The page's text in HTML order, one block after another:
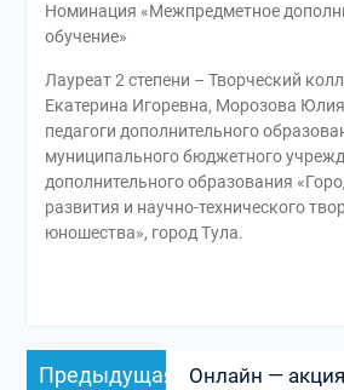
Номинация «Межпредметное
обучение»
Лауреат 2 степени – Творческий
Екатерина Игоревна, Морозова
педагоги дополнительного
муниципального бюджетного
дополнительного образования
развития и научно-технического
юношества», город Тула.
Навигация
Предыдущая Онлайн —